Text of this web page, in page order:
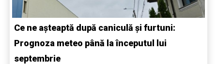
Ce ne așteaptă după caniculă și furtuni:
Prognoza meteo până la începutul lui
septembrie